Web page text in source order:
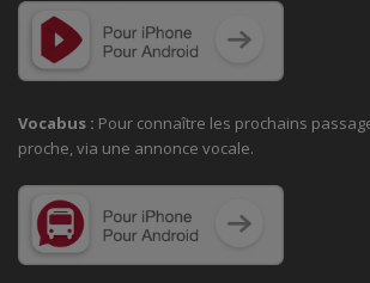
Vocabus : Pour connaître les prochains
proche, via une annonce vocale.